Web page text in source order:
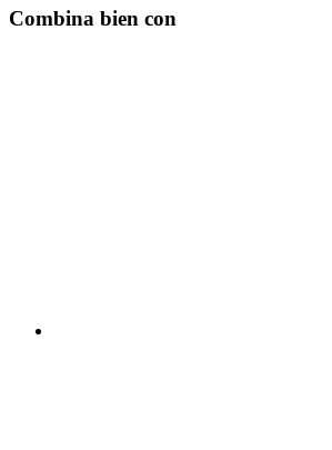
Combina bien con